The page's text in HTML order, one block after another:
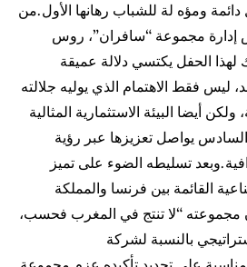
ومؤه لة للشباب رهانها الأول.من
إدارة مجموعة “سافران”، روس
الحفل يكتسي دلالة عميقة
ليس فقط الاهتمام الذي يوليه جلالته
ولكن أيضا البيئة الاستثمارية المثالية
يواصل تعزيزها عبر رؤية
تسليطه الضوء على تميز
القائمة بين فرنسا والمملكة
مجموعته “لا تنتج في المغرب فحسب،
بالنسبة لشركة